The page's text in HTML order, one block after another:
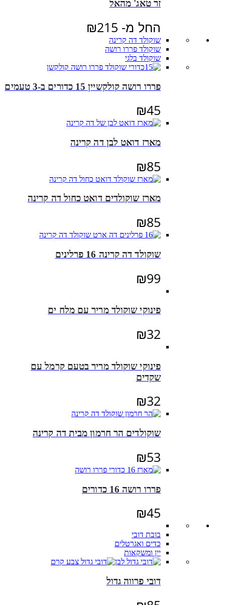
זר טאג' מהאל
החל מ- ₪215
שוקולד דה קרינה
שוקולד פררו רושה
שוקולד בלגי
פררו רושה קולקשיין 15 כדורים ב-3 טעמים
₪45
מארז דואט לבן דה קרינה
₪85
מארז שוקולדים דואט כחול דה קרינה
₪85
שוקולד דה קרינה 16 פרלינים
₪99
פינוקי שוקולד מריר עם מלח ים
₪32
פינוקי שוקולד מריר בטעם קרמל עם
שקדים
₪32
שוקולדים הר חרמון מבית דה קרינה
₪53
פררו רושה 16 כדורים
₪45
בובת דובי
כדים ואגרטלים
יין ומשקאות
דובי פרווה גדול